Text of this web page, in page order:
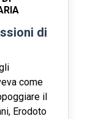
di
come
il
Erodoto